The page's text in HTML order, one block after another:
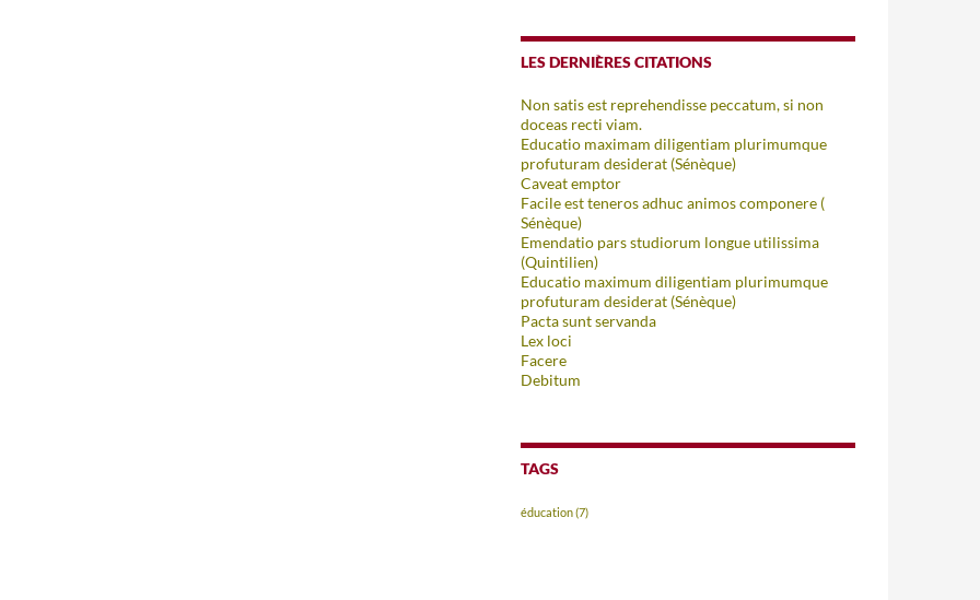
LES DERNIÈRES CITATIONS
Non satis est reprehendisse peccatum, si non
doceas recti viam.
Educatio maximam diligentiam plurimumque
profuturam desiderat (Sénèque)
Caveat emptor
Facile est teneros adhuc animos componere (
Sénèque)
Emendatio pars studiorum longue utilissima
(Quintilien)
Educatio maximum diligentiam plurimumque
profuturam desiderat (Sénèque)
Pacta sunt servanda
Lex loci
Facere
Debitum
TAGS
éducation(7)